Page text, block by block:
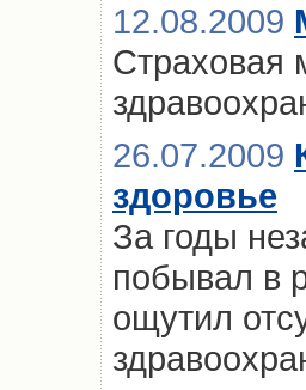
12.08.2009
Страховая
26.07.2009
здоровье
За годы
побывал в
ощутил